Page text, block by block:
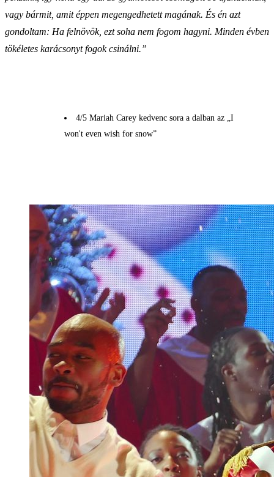
vagy bármit, amit éppen megengedhetett magának. És én azt
gondoltam: Ha felnövök, ezt soha nem fogom hagyni. Minden évben
tökéletes karácsonyt fogok csinálni.”
4/5 Mariah Carey kedvenc sora a dalban az „I
won't even wish for snow”